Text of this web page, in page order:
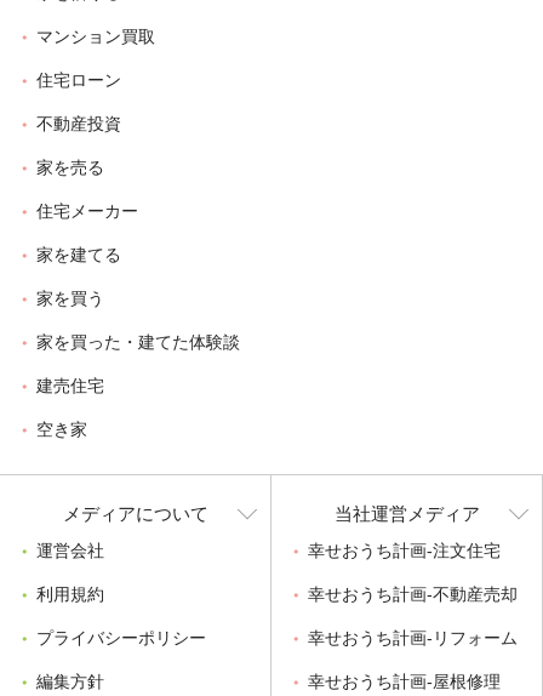
マンション買取
住宅ローン
不動産投資
家を売る
住宅メーカー
家を建てる
家を買う
家を買った・建てた体験談
建売住宅
空き家
メディアについて
運営会社
利用規約
プライバシーポリシー
編集方針
当社運営メディア
幸せおうち計画-注文住宅
幸せおうち計画-不動産売却
幸せおうち計画-リフォーム
幸せおうち計画-屋根修理